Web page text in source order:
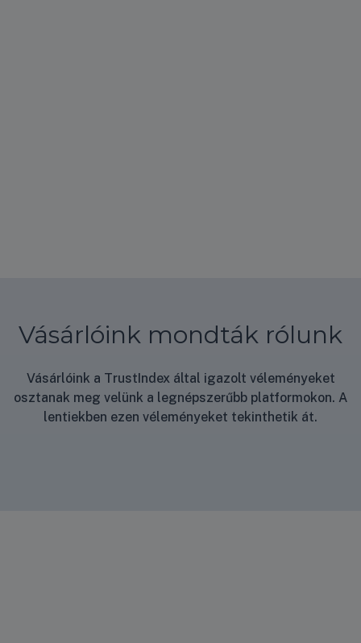
Vásárlóink mondták rólunk
Vásárlóink a TrustIndex által igazolt véleményeket
osztanak meg velünk a legnépszerűbb platformokon. A
lentiekben ezen véleményeket tekinthetik át.